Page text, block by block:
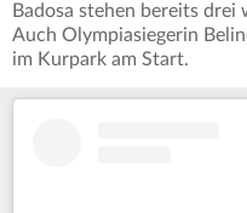
Badosa stehen bereits drei
Auch Olympiasiegerin
im Kurpark am Start.